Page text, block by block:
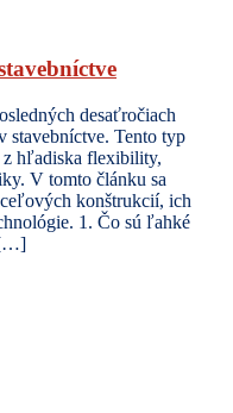
desaťročiach
stavebníctve. Tento typ
z hľadiska flexibility,
V tomto článku sa
konštrukcií, ich
1. Čo sú ľahké
[…]